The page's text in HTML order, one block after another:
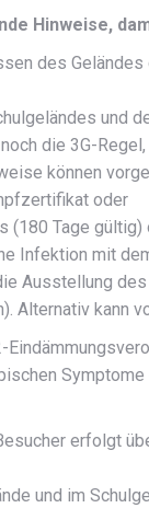
Hinweise,
des
und
die 3G-
können
oder
(180 Tage gültig)
Infektion mit
Ausstellung
Alternativ kann
erfolgt
und im